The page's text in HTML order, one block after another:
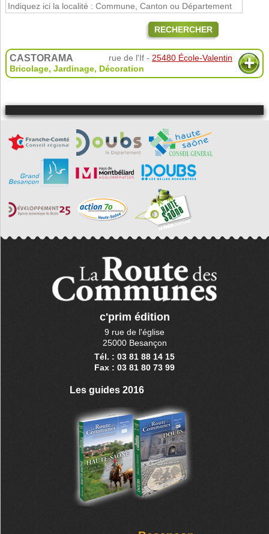
RECHERCHER
CASTORAMA rue de l'If - 25480 École-Valentin
Bricolage, Jardinage, Décoration
c'prim édition
9 rue de l'église
25000 Besançon
Tél. : 03 81 88 14 15
Fax : 03 81 80 73 99
Les guides 2016